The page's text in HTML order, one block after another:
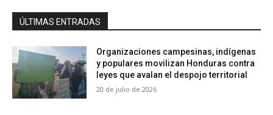
ÚLTIMAS ENTRADAS
Organizaciones campesinas, indígenas
y populares movilizan Honduras contra
leyes que avalan el despojo territorial
20 de julio de 2026